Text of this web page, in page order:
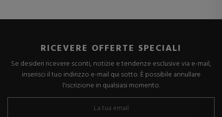
RICEVERE OFFERTE SPECIALI
Se desideri ricevere sconti, notizie e tendenze esclusive via e-mail,
inserisci il tuo indirizzo e-mail qui sotto. È possibile annullare
l'iscrizione in qualsiasi momento.